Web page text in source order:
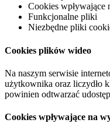
Cookies wpływające
Funkcjonalne pliki
Niezbędne pliki
Cookies plików wideo
Na naszym serwisie
użytkownika oraz liczydło
powinien odtwarzać
Cookies wpływające na